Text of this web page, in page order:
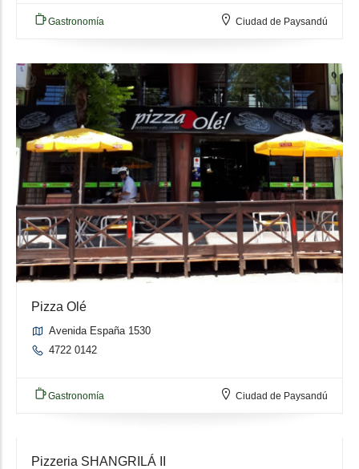
Gastronomía Ciudad de Paysandú
Pizza Olé
Avenida España 1530
4722 0142
Gastronomía Ciudad de Paysandú
Pizzeria SHANGRILÁ II